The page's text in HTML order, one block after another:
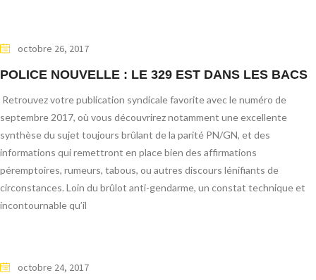
octobre 26, 2017
POLICE NOUVELLE : LE 329 EST DANS LES BACS
Retrouvez votre publication syndicale favorite avec le numéro de
septembre 2017, où vous découvrirez notamment une excellente
synthèse du sujet toujours brûlant de la parité PN/GN, et des
informations qui remettront en place bien des affirmations
péremptoires, rumeurs, tabous, ou autres discours lénifiants de
circonstances. Loin du brûlot anti-gendarme, un constat technique et
incontournable qu’il
octobre 24, 2017